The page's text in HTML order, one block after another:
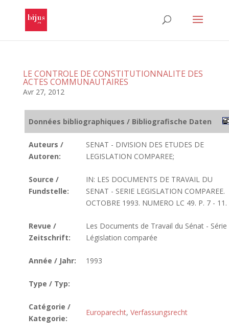
LE CONTROLE DE CONSTITUTIONNALITE DES
ACTES COMMUNAUTAIRES
Avr 27, 2012
Données bibliographiques / Bibliografische Daten
Auteurs /
Autoren:
SENAT - DIVISION DES ETUDES DE
LEGISLATION COMPAREE;
Source /
Fundstelle:
IN: LES DOCUMENTS DE TRAVAIL DU
SENAT - SERIE LEGISLATION COMPAREE.
OCTOBRE 1993. NUMERO LC 49. P. 7 - 11.
Revue /
Zeitschrift:
Les Documents de Travail du Sénat - Série
Législation comparée
Année / Jahr: 1993
Type / Typ:
Catégorie /
Kategorie:
Europarecht, Verfassungsrecht